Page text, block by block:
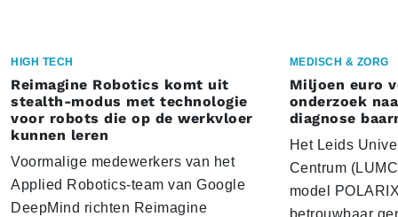
HIGH TECH
Reimagine Robotics komt uit
stealth-modus met technologie
voor robots die op de werkvloer
kunnen leren
Voormalige medewerkers van het
Applied Robotics-team van Google
DeepMind richten Reimagine
MEDISCH & ZORG
Miljoen euro
onderzoek
diagnose
Het Leids
Centrum
model